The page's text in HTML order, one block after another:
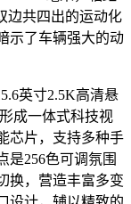
边共四出的运动化
示了车辆强大的动
英寸2.5K高清悬
成一体式科技视
芯片，支持多种手
是256色可调氛围
换，营造丰富多变